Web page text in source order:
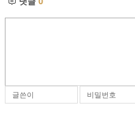
글쓴이 비밀번호